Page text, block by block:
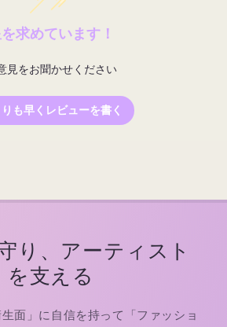
求めています！
見をお聞かせください
も早くレビューを書く
り、アーティスト
を支える
面」に自信を持って「ファッショ